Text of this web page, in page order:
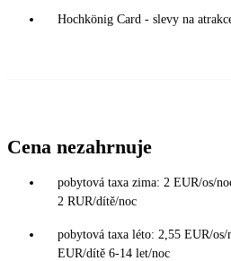
Hochkönig Card - slevy na
Cena nezahrnuje
pobytová taxa zima: 2 EUR/os/
2 RUR/dítě/noc
pobytová taxa léto: 2,55 EUR/
EUR/dítě 6-14 let/noc